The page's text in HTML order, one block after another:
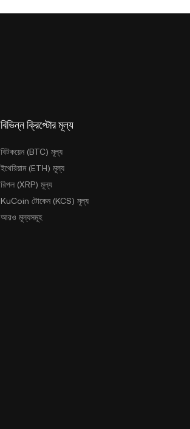
বিভিন্ন ক্রিপ্টোর মূল্য
বিটকয়েন (BTC) মূল্য
ইথেরিয়াম (ETH) মূল্য
রিপল (XRP) মূল্য
KuCoin টোকেন (KCS) মূল্য
আরও মূল্যসমূহ